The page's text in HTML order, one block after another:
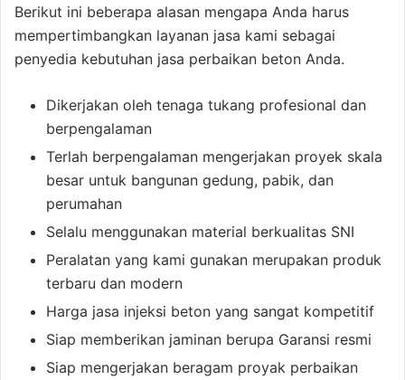
Berikut ini beberapa alasan mengapa Anda harus
mempertimbangkan layanan jasa kami sebagai
penyedia kebutuhan jasa perbaikan beton Anda.
Dikerjakan oleh tenaga tukang profesional dan
berpengalaman
Terlah berpengalaman mengerjakan proyek skala
besar untuk bangunan gedung, pabik, dan
perumahan
Selalu menggunakan material berkualitas SNI
Peralatan yang kami gunakan merupakan produk
terbaru dan modern
Harga jasa injeksi beton yang sangat kompetitif
Siap memberikan jaminan berupa Garansi resmi
Siap mengerjakan beragam proyak perbaikan